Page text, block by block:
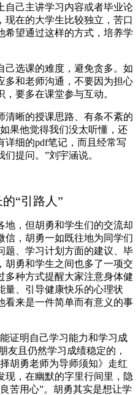
自己主讲学习内容或者毕业论
现在的大学生比较独立，苦口
希望通过这样的方式，培养学
己选课的难度，避免贪多。如
多和老师沟通，不要因为担心
要多在课堂参与互动。
清晰的授课思路、有条不紊的
果他觉得我们没太听懂，还
详细的pdf笔记，而且经常写
提问。”刘宇涵说。
“引路人”
地，但胡勇和学生们的交流却
信，胡勇一如既往地为同学们
题、学习计划方面的建议、毕
胡勇和学生之间也多了一项交
种方式提醒大家注意身体健
量、引导健康快乐的心理状
看来是一件简单而有意义的事
证明自己学习能力和学习成
友且仍然学习成绩稳定的，
胡勇老师为导师须知》走红
现，在幽默的字里行间里，隐
苦用心”。胡勇其实是想让学